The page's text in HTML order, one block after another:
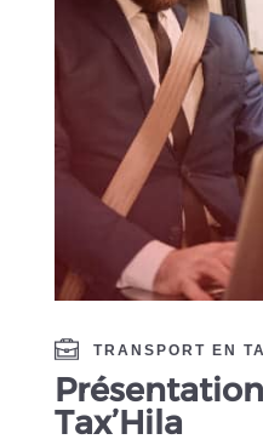
TRANSPORT EN
Tax’Hila